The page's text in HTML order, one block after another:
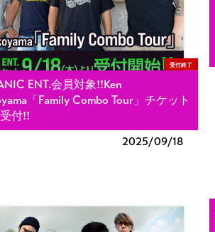
受付終了
ENT.会員対象!!Ken
「Family Combo Tour」チケット
付!!
2025/09/18